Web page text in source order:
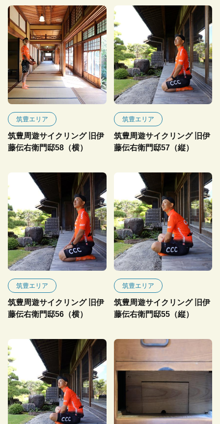
筑豊エリア
筑豊周遊サイクリング 旧伊
藤伝右衛門邸58（横）
筑豊エリア
筑豊周遊サイクリング 旧伊
藤伝右衛門邸57（縦）
筑豊エリア
筑豊周遊サイクリング 旧伊
藤伝右衛門邸56（横）
筑豊エリア
筑豊周遊サイクリング 旧伊
藤伝右衛門邸55（縦）